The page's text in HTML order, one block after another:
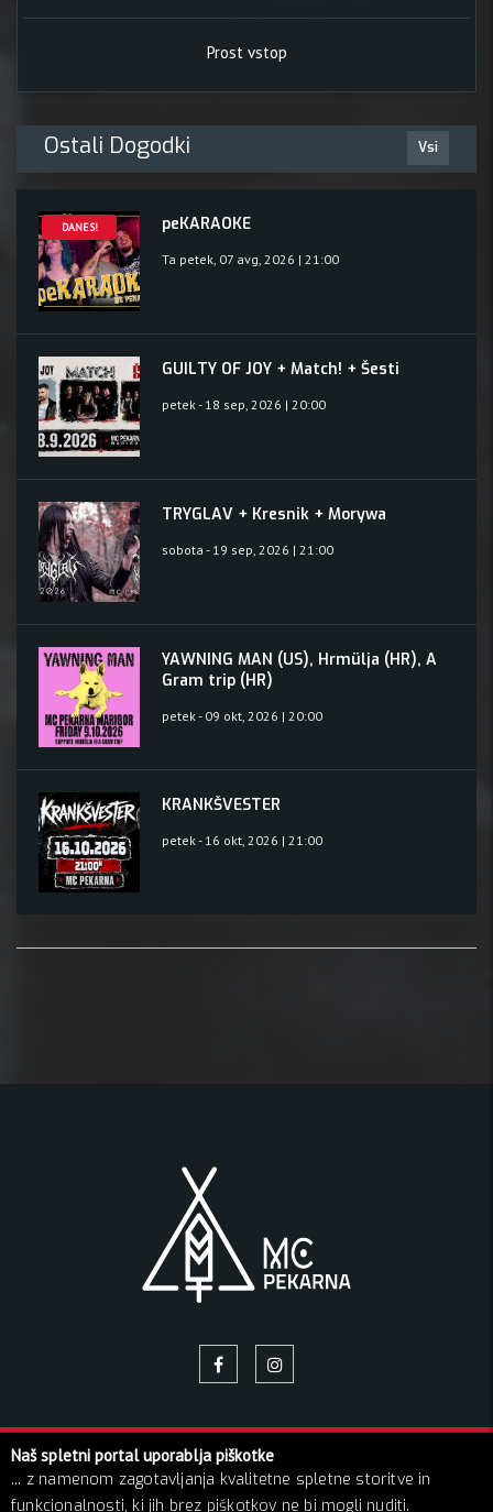
Prost vstop
Ostali Dogodki Vsi
DANES! peKARAOKE
Ta petek, 07 avg, 2026 | 21:00
GUILTY OF JOY + Match! + Šesti
petek - 18 sep, 2026 | 20:00
TRYGLAV + Kresnik + Morywa
sobota - 19 sep, 2026 | 21:00
YAWNING MAN (US), Hrmülja (HR), A
Gram trip (HR)
petek - 09 okt, 2026 | 20:00
KRANKŠVESTER
petek - 16 okt, 2026 | 21:00
© 2026 Pekarna | Vse pravice pridržane!
O NAS
NAPOVEDNIK GALERIJA SLIK BLOG
Naš spletni portal uporablja piškotke
... z namenom zagotavljanja kvalitetne spletne storitve in
funkcionalnosti, ki jih brez piškotkov ne bi mogli nuditi.